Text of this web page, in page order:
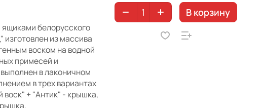
белорусского
из массива
воском на водной
примесей и
в лаконичном
в трех вариантах
воск" + "Антик" - крышка,
В корзину